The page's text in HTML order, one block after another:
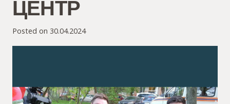
ЦЕНТР
Posted on 30.04.2024